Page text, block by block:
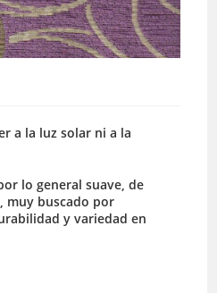
a la luz solar ni a la
lo general suave, de
muy buscado por
y variedad en